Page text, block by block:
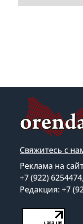
Свяжитесь с
Реклама на
+7 (922)
Редакция: +7